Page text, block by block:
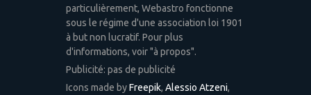
particulièrement, Webastro fonctionne
sous le régime d'une association loi 1901
à but non lucratif. Pour plus
d'informations, voir "à propos".
Publicité: pas de publicité
Icons made byFreepik, Alessio Atzeni,